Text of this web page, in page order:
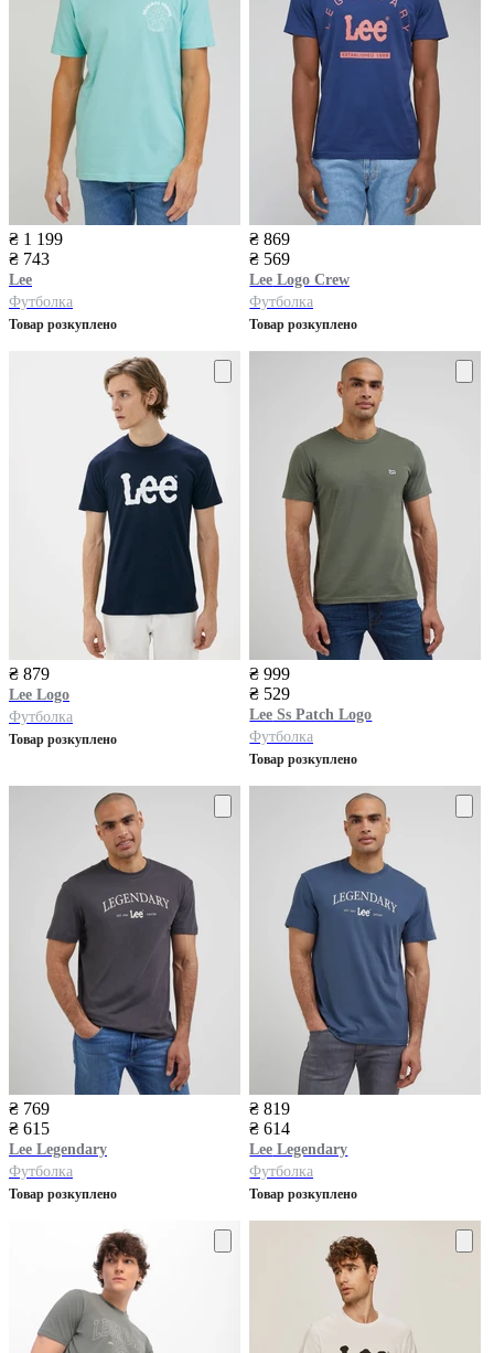
₴ 1 199
₴ 743
Lee
Футболка
Товар розкуплено
₴ 869
₴ 569
Lee Logo Crew
Футболка
Товар розкуплено
₴ 879
Lee Logo
Футболка
Товар розкуплено
₴ 999
₴ 529
Lee Ss Patch Logo
Футболка
Товар розкуплено
₴ 769
₴ 615
Lee Legendary
Футболка
Товар розкуплено
₴ 819
₴ 614
Lee Legendary
Футболка
Товар розкуплено